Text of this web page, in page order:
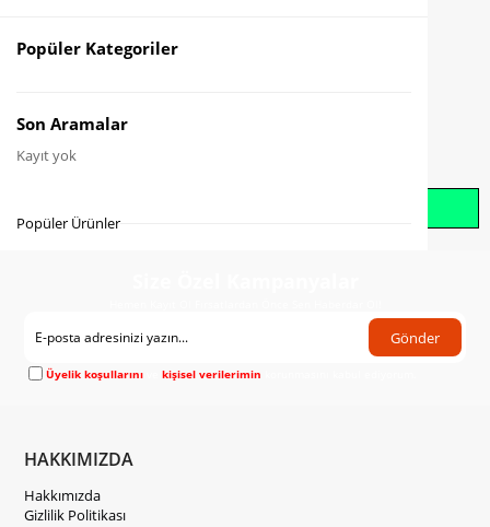
Gelince Haber Ver
Gönder
Üyelik koşullarını vekişisel verilerimin
HAKKIMIZDA
Hakkımızda
Gizlilik Politikası
Popüler Kategoriler
Son Aramalar
Kayıt yok
Popüler Ürünler